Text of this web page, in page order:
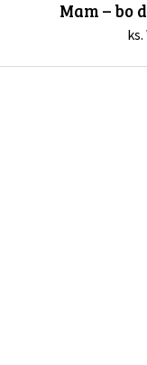
Mam – bo